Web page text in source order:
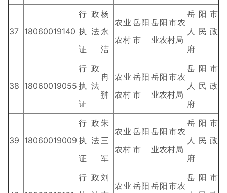
37 18060019140
行政
执法
证
杨
永
洁
农业
农村
岳阳
市
岳阳市农
业农村局
岳阳市
人民政
府
38 18060019055
行政
执法
证
冉
翀
农业
农村
岳阳
市
岳阳市农
业农村局
岳阳市
人民政
府
39 18060019009
行政
执法
证
朱
三
军
农业
农村
岳阳
市
岳阳市农
业农村局
岳阳市
人民政
府
行政 刘
农业 岳阳 岳阳市农
岳阳市